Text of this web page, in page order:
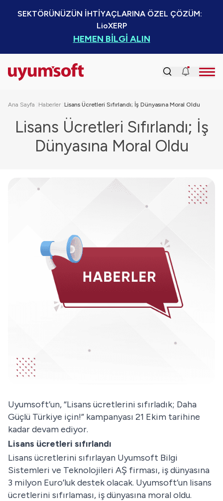
SEKTÖRÜNÜZÜN İHTİYAÇLARINA ÖZEL ÇÖZÜM:
LioXERP
HEMEN BİLGİ ALIN
Ana Sayfa Haberler Lisans Ücretleri Sıfırlandı; İş Dünyasına Moral Oldu
Lisans Ücretleri Sıfırlandı; İş
Dünyasına Moral Oldu
Uyumsoft’un, “Lisans ücretlerini sıfırladık; Daha
Güçlü Türkiye için!” kampanyası 21 Ekim tarihine
kadar devam ediyor.
Lisans ücretleri sıfırlandı
Lisans ücretlerini sıfırlayan Uyumsoft Bilgi
Sistemleri ve Teknolojileri AŞ firması, iş dünyasına
3 milyon Euro’luk destek olacak. Uyumsoft’un lisans
ücretlerini sıfırlaması, iş dünyasına moral oldu.